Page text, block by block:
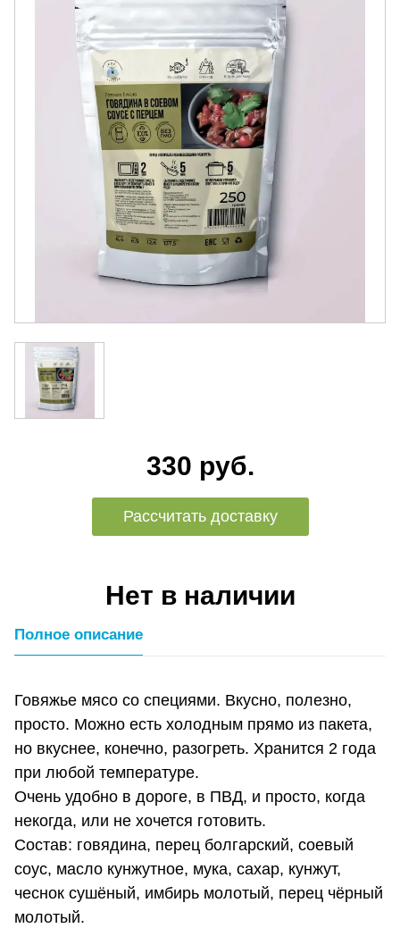
330 руб.
Рассчитать доставку
Нет в наличии
Полное описание
Говяжье мясо со специями. Вкусно, полезно,
просто. Можно есть холодным прямо из пакета,
но вкуснее, конечно, разогреть. Хранится 2 года
при любой температуре.
Очень удобно в дороге, в ПВД, и просто, когда
некогда, или не хочется готовить.
Состав: говядина, перец болгарский, соевый
соус, масло кунжутное, мука, сахар, кунжут,
чеснок сушёный, имбирь молотый, перец чёрный
молотый.